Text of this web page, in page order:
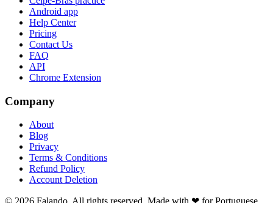
Android app
Help Center
Pricing
Contact Us
FAQ
API
Chrome Extension
Company
About
Blog
Privacy
Terms & Conditions
Refund Policy
Account Deletion